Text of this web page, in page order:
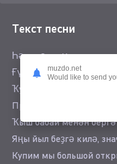
Текст песни
Һә тигәнсе үтеп китте
Ғүмер шулай тиҙ үтә ул
Ҡунаҡҡа, ошо байрамға
Приходите, приносите
Ҡыш бабай менән
Яңы йыл беҙгә килә,
Купим мы большой
muzdo.net
Would like to send